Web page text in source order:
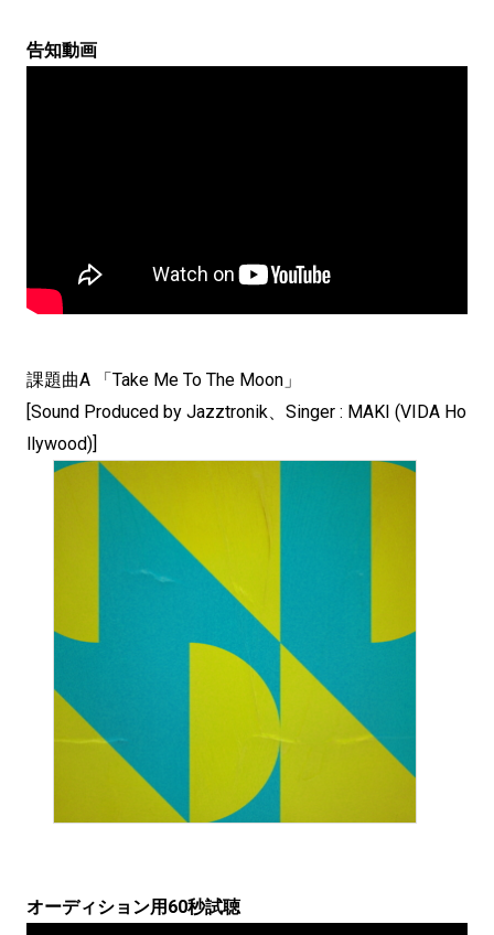
告知動画
課題曲A 「Take Me To The Moon」
[Sound Produced by Jazztronik、Singer : MAKI (VIDA Ho
llywood)]
オーディション用60秒試聴